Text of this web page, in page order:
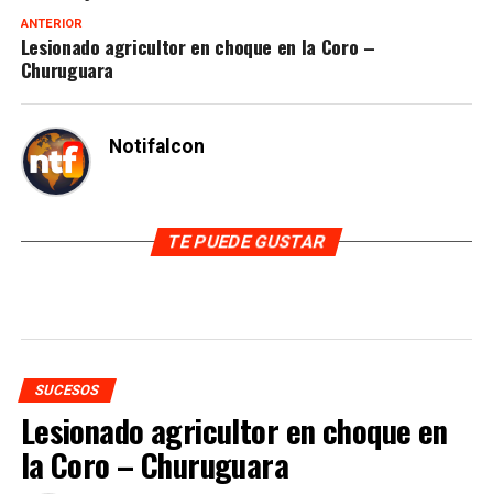
ANTERIOR
Lesionado agricultor en choque en la Coro –
Churuguara
Notifalcon
TE PUEDE GUSTAR
SUCESOS
Lesionado agricultor en choque en
la Coro – Churuguara